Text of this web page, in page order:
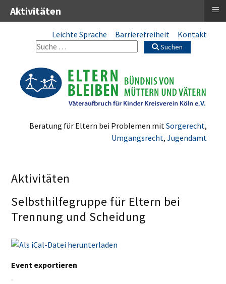
Leichte Sprache Barrierefreiheit Kontakt
Suchen
Beratung für Eltern bei Problemen mit Sorgerecht,
Umgangsrecht, Jugendamt
Aktivitäten
Selbsthilfegruppe für Eltern bei
Trennung und Scheidung
Event exportieren
Aktivitäten ≡